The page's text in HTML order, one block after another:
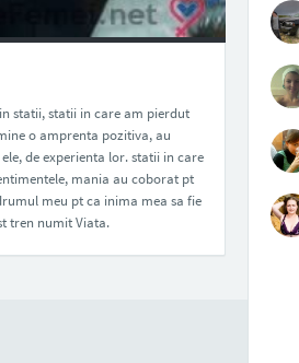
statii, statii in care am pierdut
o amprenta pozitiva, au
de experienta lor. statii in care
mania au coborat pt
meu pt ca inima mea sa fie
tren numit Viata.